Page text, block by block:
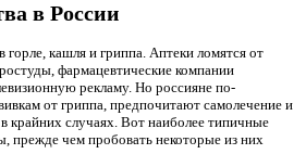
в России
горле, кашля и гриппа. Аптеки ломятся от
фармацевтические компании
рекламу. Но россияне по-
от гриппа, предпочитают самолечение и
крайних случаях. Вот наиболее типичные
прежде чем пробовать некоторые из них